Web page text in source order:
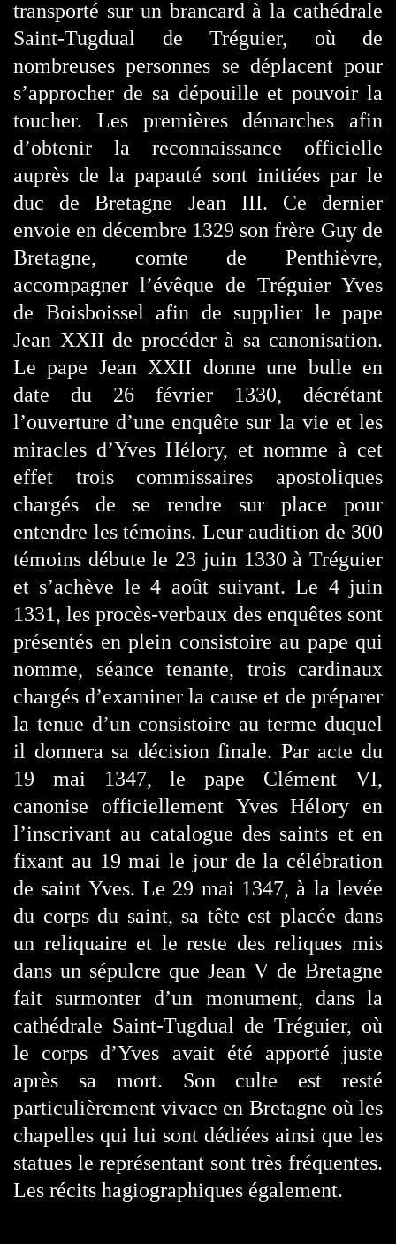
transporté sur un brancard à la cathédrale
Saint-Tugdual de Tréguier, où de
nombreuses personnes se déplacent pour
s’approcher de sa dépouille et pouvoir la
toucher. Les premières démarches afin
d’obtenir la reconnaissance officielle
auprès de la papauté sont initiées par le
duc de Bretagne Jean III. Ce dernier
envoie en décembre 1329 son frère Guy de
Bretagne, comte de Penthièvre,
accompagner l’évêque de Tréguier Yves
de Boisboissel afin de supplier le pape
Jean XXII de procéder à sa canonisation.
Le pape Jean XXII donne une bulle en
date du 26 février 1330, décrétant
l’ouverture d’une enquête sur la vie et les
miracles d’Yves Hélory, et nomme à cet
effet trois commissaires apostoliques
chargés de se rendre sur place pour
entendre les témoins. Leur audition de 300
témoins débute le 23 juin 1330 à Tréguier
et s’achève le 4 août suivant. Le 4 juin
1331, les procès-verbaux des enquêtes sont
présentés en plein consistoire au pape qui
nomme, séance tenante, trois cardinaux
chargés d’examiner la cause et de préparer
la tenue d’un consistoire au terme duquel
il donnera sa décision finale. Par acte du
19 mai 1347, le pape Clément VI,
canonise officiellement Yves Hélory en
l’inscrivant au catalogue des saints et en
fixant au 19 mai le jour de la célébration
de saint Yves. Le 29 mai 1347, à la levée
du corps du saint, sa tête est placée dans
un reliquaire et le reste des reliques mis
dans un sépulcre que Jean V de Bretagne
fait surmonter d’un monument, dans la
cathédrale Saint-Tugdual de Tréguier, où
le corps d’Yves avait été apporté juste
après sa mort. Son culte est resté
particulièrement vivace en Bretagne où les
chapelles qui lui sont dédiées ainsi que les
statues le représentant sont très fréquentes.
Les récits hagiographiques également.